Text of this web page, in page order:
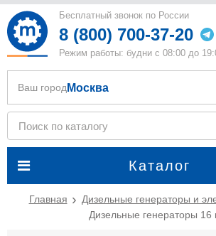
Бесплатный звонок по России
8 (800) 700-37-20
Режим работы: будни с 08:00 до
Каталог
Ваш город Москва
Главная
Дизельные генераторы и
Дизельные генераторы 16